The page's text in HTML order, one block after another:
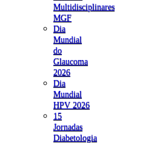
Multidisciplinares
MGF
Dia
Mundial
do
Glaucoma
2026
Dia
Mundial
HPV 2026
15
Jornadas
Diabetologia